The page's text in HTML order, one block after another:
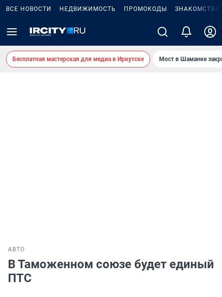
ВСЕ НОВОСТИ НЕДВИЖИМОСТЬ ПРОМОКОДЫ ЗНАКОМСТВА
Бесплатная мастерская для медиа в Иркутске Мост в Шаманке
АВТО
В Таможенном союзе будет единый
ПТС